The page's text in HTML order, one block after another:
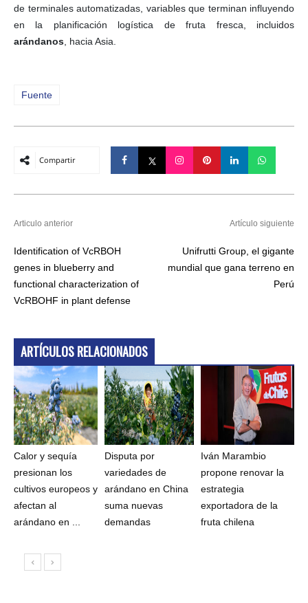
de terminales automatizadas, variables que terminan influyendo
en la planificación logística de fruta fresca, incluidos
arándanos , hacia Asia.
Fuente
Compartir
Articulo anterior
Identification of VcRBOH
genes in blueberry and
functional characterization of
VcRBOHF in plant defense
Artículo siguiente
Unifrutti Group, el gigante
mundial que gana terreno en
Perú
ARTÍCULOS RELACIONADOS
Calor y sequía
presionan los
cultivos europeos y
afectan al
arándano en ...
Disputa por
variedades de
arándano en China
suma nuevas
demandas
Iván Marambio
propone renovar la
estrategia
exportadora de la
fruta chilena